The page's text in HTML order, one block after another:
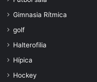
Gimnasia Rítmica
golf
Halterofilia
Hípica
Hockey